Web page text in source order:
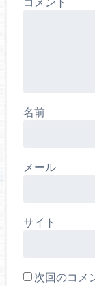
名前
メール
サイト
次回のコメ